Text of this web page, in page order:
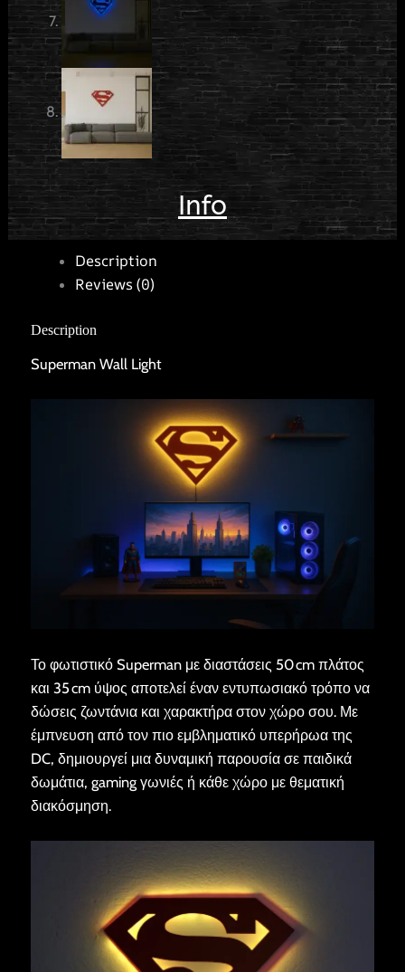
Info
Description
Reviews (0)
Description
Superman Wall Light
Το φωτιστικό Superman με διαστάσεις 50 cm πλάτος
και 35 cm ύψος αποτελεί έναν εντυπωσιακό τρόπο να
δώσεις ζωντάνια και χαρακτήρα στον χώρο σου. Με
έμπνευση από τον πιο εμβληματικό υπερήρωα της
DC, δημιουργεί μια δυναμική παρουσία σε παιδικά
δωμάτια, gaming γωνιές ή κάθε χώρο με θεματική
διακόσμηση.